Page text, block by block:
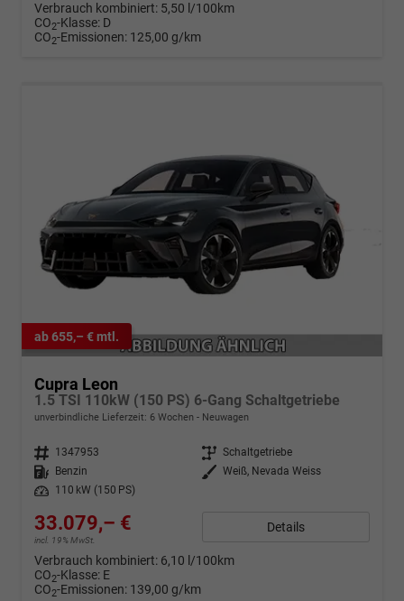
Verbrauch kombiniert: 5,50 l/100km
CO2-Klasse: D
CO2-Emissionen: 125,00 g/km
ab 655,– € mtl.
Cupra Leon
1.5 TSI 110kW (150 PS) 6-Gang Schaltgetriebe
unverbindliche Lieferzeit: 6 Wochen Neuwagen
Fahrzeugnr. 1347953 Getriebe Schaltgetriebe
Kraftstoff
Benzin Außenfarbe Weiß, Nevada Weiss
Leistung
110 kW (150 PS)
33.079,– €
incl. 19% MwSt.
Details
Verbrauch kombiniert: 6,10 l/100km
CO2-Klasse: E
CO2-Emissionen: 139,00 g/km